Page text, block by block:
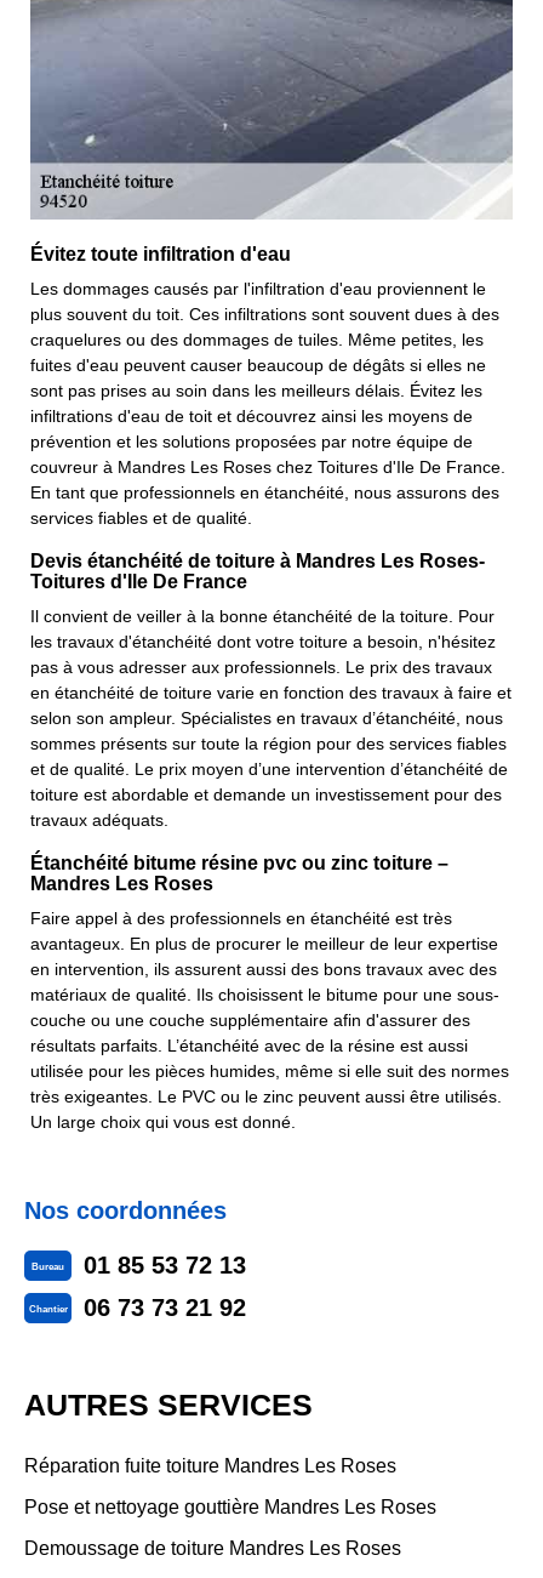
Évitez toute infiltration d'eau
Les dommages causés par l'infiltration d'eau proviennent le
plus souvent du toit. Ces infiltrations sont souvent dues à des
craquelures ou des dommages de tuiles. Même petites, les
fuites d'eau peuvent causer beaucoup de dégâts si elles ne
sont pas prises au soin dans les meilleurs délais. Évitez les
infiltrations d'eau de toit et découvrez ainsi les moyens de
prévention et les solutions proposées par notre équipe de
couvreur à Mandres Les Roses chez Toitures d'Ile De France.
En tant que professionnels en étanchéité, nous assurons des
services fiables et de qualité.
Devis étanchéité de toiture à Mandres Les Roses-
Toitures d'Ile De France
Il convient de veiller à la bonne étanchéité de la toiture. Pour
les travaux d'étanchéité dont votre toiture a besoin, n'hésitez
pas à vous adresser aux professionnels. Le prix des travaux
en étanchéité de toiture varie en fonction des travaux à faire et
selon son ampleur. Spécialistes en travaux d’étanchéité, nous
sommes présents sur toute la région pour des services fiables
et de qualité. Le prix moyen d’une intervention d’étanchéité de
toiture est abordable et demande un investissement pour des
travaux adéquats.
Étanchéité bitume résine pvc ou zinc toiture –
Mandres Les Roses
Faire appel à des professionnels en étanchéité est très
avantageux. En plus de procurer le meilleur de leur expertise
en intervention, ils assurent aussi des bons travaux avec des
matériaux de qualité. Ils choisissent le bitume pour une sous-
couche ou une couche supplémentaire afin d'assurer des
résultats parfaits. L’étanchéité avec de la résine est aussi
utilisée pour les pièces humides, même si elle suit des normes
très exigeantes. Le PVC ou le zinc peuvent aussi être utilisés.
Un large choix qui vous est donné.
Nos coordonnées
Bureau 01 85 53 72 13
Chantier 06 73 73 21 92
AUTRES SERVICES
Réparation fuite toiture Mandres Les Roses
Pose et nettoyage gouttière Mandres Les Roses
Demoussage de toiture Mandres Les Roses